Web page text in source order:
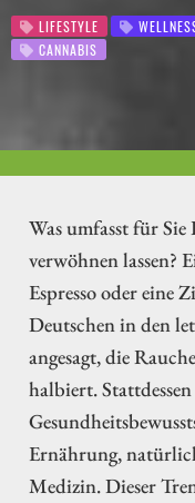
LIFESTYLE
CANNABIS
Was umfasst für
verwöhnen lassen?
Espresso oder eine
Deutschen in den
angesagt, die
halbiert.
Ernährung,
Medizin. Dieser